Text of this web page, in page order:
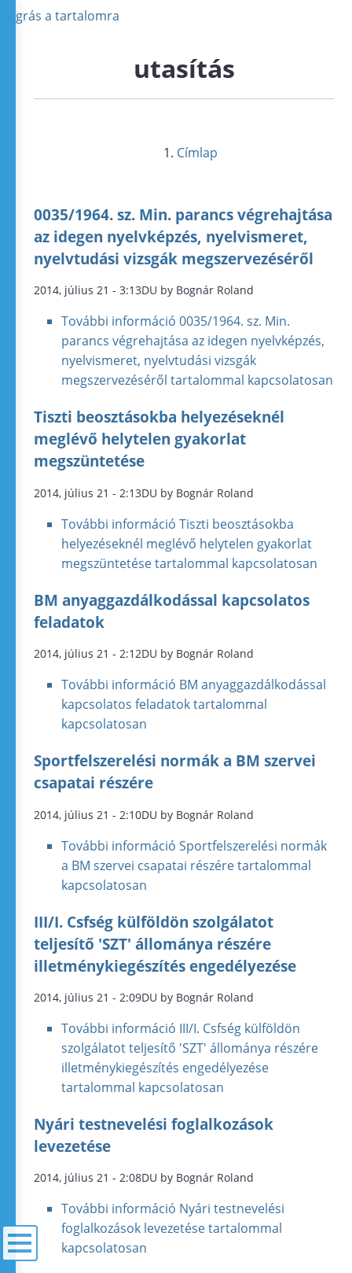
Ugrás a tartalomra
utasítás
Címlap
0035/1964. sz. Min. parancs végrehajtása
az idegen nyelvképzés, nyelvismeret,
nyelvtudási vizsgák megszervezéséről
2014, július 21 - 3:13DU by Bognár Roland
További információ 0035/1964. sz. Min.
parancs végrehajtása az idegen nyelvképzés,
nyelvismeret, nyelvtudási vizsgák
megszervezéséről tartalommal kapcsolatosan
Tiszti beosztásokba helyezéseknél
meglévő helytelen gyakorlat
megszüntetése
2014, július 21 - 2:13DU by Bognár Roland
További információ Tiszti beosztásokba
helyezéseknél meglévő helytelen gyakorlat
megszüntetése tartalommal kapcsolatosan
BM anyaggazdálkodással kapcsolatos
feladatok
2014, július 21 - 2:12DU by Bognár Roland
További információ BM anyaggazdálkodással
kapcsolatos feladatok tartalommal
kapcsolatosan
Sportfelszerelési normák a BM szervei
csapatai részére
2014, július 21 - 2:10DU by Bognár Roland
További információ Sportfelszerelési normák
a BM szervei csapatai részére tartalommal
kapcsolatosan
III/I. Csfség külföldön szolgálatot
teljesítő 'SZT' állománya részére
illetménykiegészítés engedélyezése
2014, július 21 - 2:09DU by Bognár Roland
További információ III/I. Csfség külföldön
szolgálatot teljesítő 'SZT' állománya részére
illetménykiegészítés engedélyezése
tartalommal kapcsolatosan
Nyári testnevelési foglalkozások
levezetése
2014, július 21 - 2:08DU by Bognár Roland
További információ Nyári testnevelési
foglalkozások levezetése tartalommal
kapcsolatosan